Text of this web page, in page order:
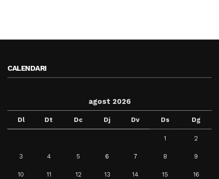
CALENDARI
agost 2026
Dl Dt Dc Dj Dv Ds Dg
1 2
3 4 5 6 7 8 9
10 11 12 13 14 15 16